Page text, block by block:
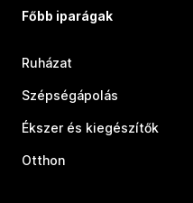
Főbb iparágak
Ruházat
Szépségápolás
Ékszer és kiegészítők
Otthon